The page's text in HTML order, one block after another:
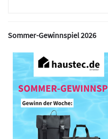
Sommer-Gewinnspiel 2026